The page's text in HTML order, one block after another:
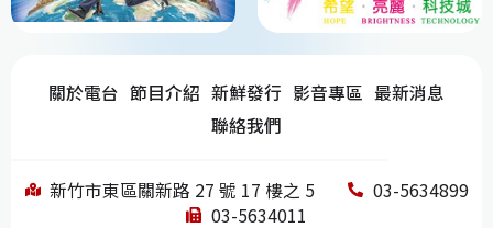
k
關於電台 節目介紹 新鮮發行 影音專區 最新消息
聯絡我們
新竹市東區關新路 27 號 17 樓之 5
03-5634899
03-5634011